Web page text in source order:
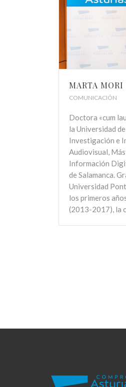
MARTA MORI
COMUNICACIÓN
Doctora «cum
la Universidad
Investigación e
Audiovisual,
Información
de Salamanca.
Universidad
los primeros
(2013-2017), la